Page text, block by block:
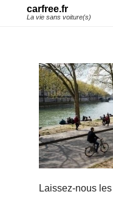
carfree.fr
La vie sans voiture(s)
Laissez-nous